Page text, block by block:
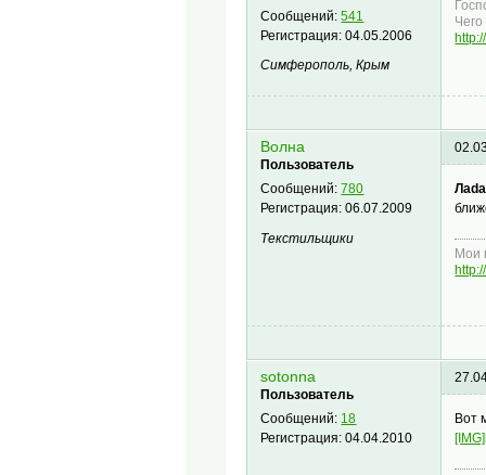
Сообщений:541
Регистрация:04.05.2006
Симферополь, Крым
Чего
Волна
Пользователь
Сообщений:780
Регистрация:06.07.2009
Текстильщики
Мои
sotonna
Пользователь
Сообщений: 18
Регистрация:04.04.2010
Вот